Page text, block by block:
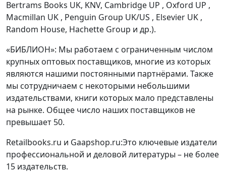
Bertrams Books UK, KNV, Сambridge UP , Oxford UP ,
Macmillan UK , Penguin Group UK/US , Elsevier UK ,
Random House, Hachette Group и др.).
«БИБЛИОН»: Мы работаем с ограниченным числом
крупных оптовых поставщиков, многие из которых
являются нашими постоянными партнёрами. Также
мы сотрудничаем с некоторыми небольшими
издательствами, книги которых мало представлены
на рынке. Общее число наших поставщиков не
превышает 50.
Retailbooks.ru и Gaapshop.ru:Это ключевые издатели
профессиональной и деловой литературы – не более
15 издательств.